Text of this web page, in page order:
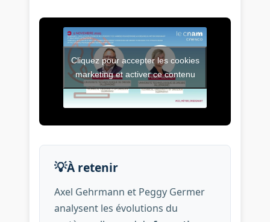
Vidéo de l’intervention :
Cliquez pour accepter les cookies
marketing et activer ce contenu
💡À retenir
Axel Gehrmann et Peggy Germer
analysent les évolutions du